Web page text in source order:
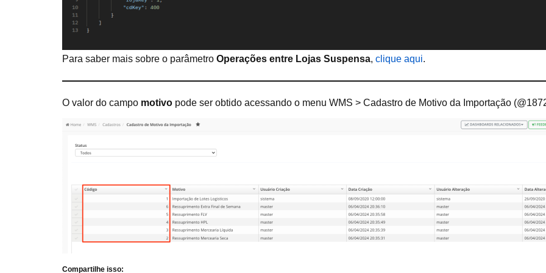
Para saber mais sobre o parâmetro Operações entre Lojas Suspensa, clique aqui.
O valor do campo motivo pode ser obtido acessando o menu WMS > Cadastro de Motivo da Importação
Compartilhe isso: